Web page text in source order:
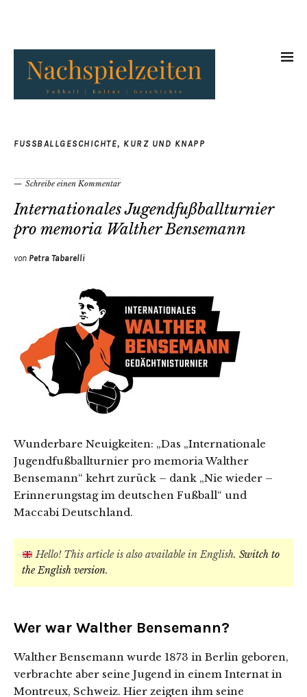
FUSSBALLGESCHICHTE , KURZ UND KNAPP
Schreibe einen Kommentar
Internationales Jugendfußballturnier
pro memoria Walther Bensemann
von Petra Tabarelli
Wunderbare Neuigkeiten: „Das „Internationale
Jugendfußballturnier pro memoria Walther
Bensemann“ kehrt zurück – dank „Nie wieder –
Erinnerungstag im deutschen Fußball“ und
Maccabi Deutschland.
Hello! This article is also available in English. Switch to
the English version.
Wer war Walther Bensemann?
Walther Bensemann wurde 1873 in Berlin geboren,
verbrachte aber seine Jugend in einem Internat in
Montreux, Schweiz. Hier zeigten ihm seine